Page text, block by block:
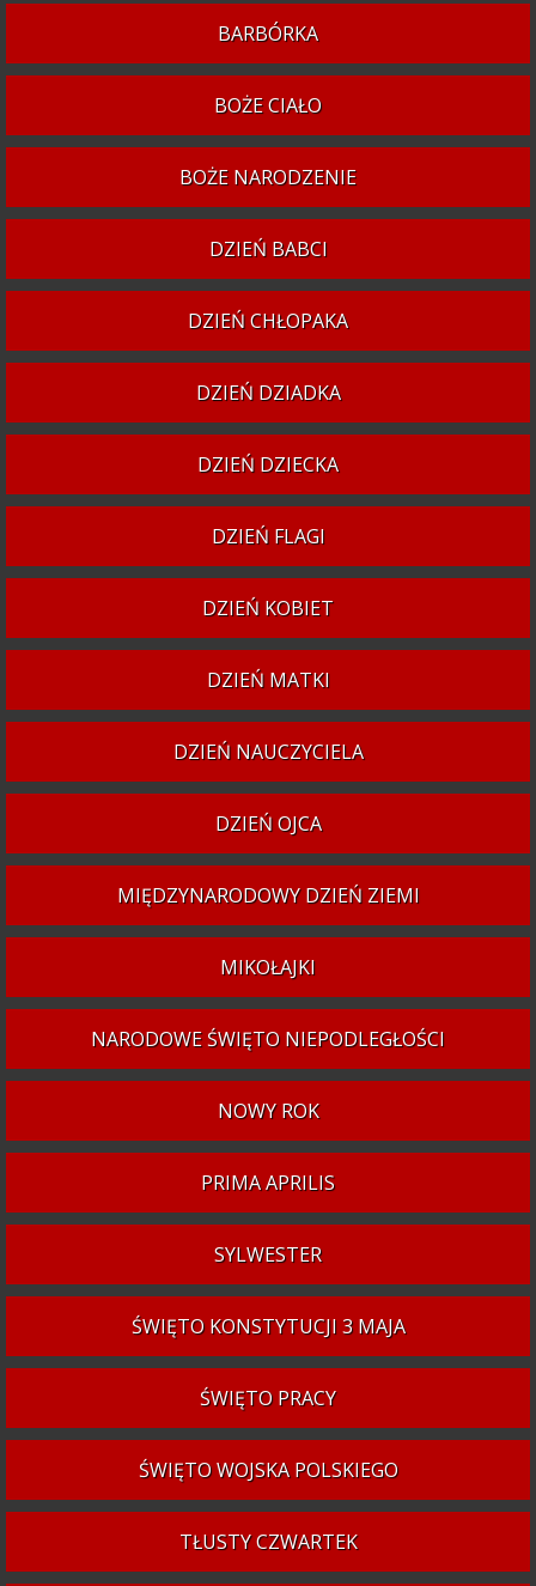
BARBÓRKA
BOŻE CIAŁO
BOŻE NARODZENIE
DZIEŃ BABCI
DZIEŃ CHŁOPAKA
DZIEŃ DZIADKA
DZIEŃ DZIECKA
DZIEŃ FLAGI
DZIEŃ KOBIET
DZIEŃ MATKI
DZIEŃ NAUCZYCIELA
DZIEŃ OJCA
MIĘDZYNARODOWY DZIEŃ ZIEMI
MIKOŁAJKI
NARODOWE ŚWIĘTO NIEPODLEGŁOŚCI
NOWY ROK
PRIMA APRILIS
SYLWESTER
ŚWIĘTO KONSTYTUCJI 3 MAJA
ŚWIĘTO PRACY
ŚWIĘTO WOJSKA POLSKIEGO
TŁUSTY CZWARTEK